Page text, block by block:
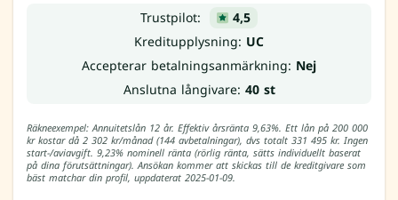
Trustpilot:
4,5
Kreditupplysning: UC
Accepterar betalningsanmärkning: Nej
Anslutna långivare: 40 st
Räkneexempel: Annuitetslån 12 år. Effektiv årsränta 9,63%. Ett lån på 200 000
kr kostar då 2 302 kr/månad (144 avbetalningar), dvs totalt 331 495 kr. Ingen
start-/aviavgift. 9,23% nominell ränta (rörlig ränta, sätts individuellt baserat
på dina förutsättningar). Ansökan kommer att skickas till de kreditgivare som
bäst matchar din profil, uppdaterat 2025-01-09.